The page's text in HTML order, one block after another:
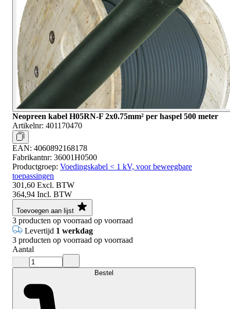
Neopreen kabel H05RN-F 2x0.75mm² per haspel 500 meter
Artikelnr: 401170470
EAN: 4060892168178
Fabrikantnr: 36001H0500
Productgroep: Voedingskabel < 1 kV, voor beweegbare
toepassingen
301,60 Excl. BTW
364,94 Incl. BTW
Toevoegen aan lijst
3 producten op voorraad op voorraad
Levertijd 1 werkdag
3 producten op voorraad op voorraad
Aantal
Bestel